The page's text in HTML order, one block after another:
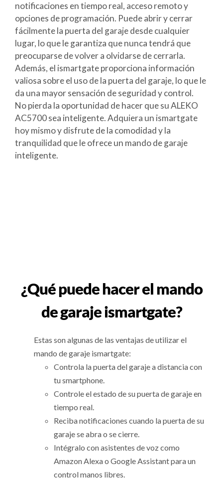
notificaciones en tiempo real, acceso remoto y
opciones de programación. Puede abrir y cerrar
fácilmente la puerta del garaje desde cualquier
lugar, lo que le garantiza que nunca tendrá que
preocuparse de volver a olvidarse de cerrarla.
Además, el ismartgate proporciona información
valiosa sobre el uso de la puerta del garaje, lo que le
da una mayor sensación de seguridad y control.
No pierda la oportunidad de hacer que su ALEKO
AC5700 sea inteligente. Adquiera un ismartgate
hoy mismo y disfrute de la comodidad y la
tranquilidad que le ofrece un mando de garaje
inteligente.
¿Qué puede hacer el mando
de garaje ismartgate?
Estas son algunas de las ventajas de utilizar el
mando de garaje ismartgate:
Controla la puerta del garaje a distancia con
tu smartphone.
Controle el estado de su puerta de garaje en
tiempo real.
Reciba notificaciones cuando la puerta de su
garaje se abra o se cierre.
Intégralo con asistentes de voz como
Amazon Alexa o Google Assistant para un
control manos libres.